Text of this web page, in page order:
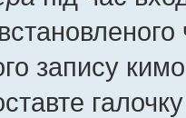
запису